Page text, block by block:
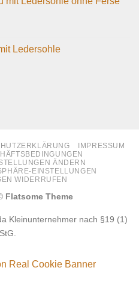
€.
Ledersohle
IMPRESSUM
ÄNDERN
EINSTELLUNGEN
WIDERRUFEN
Flatsome Theme
Kleinunternehmer nach §19 (1)
Real Cookie Banner